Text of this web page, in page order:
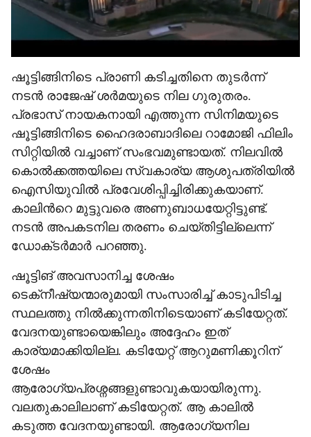
ഷൂട്ടിങ്ങിനിടെ പ്രാണി കടിച്ചതിനെ തുടർന്ന്
നടൻ രാജേഷ് ശർമയുടെ നില ഗുരുതരം.
പ്രഭാസ് നായകനായി എത്തുന്ന സിനിമയുടെ
ഷൂട്ടിങ്ങിനിടെ ഹൈദരാബാദിലെ റാമോജി ഫിലിം
സിറ്റിയിൽ വച്ചാണ് സംഭവമുണ്ടായത്. നിലവിൽ
കൊൽക്കത്തയിലെ സ്വകാര്യ ആശുപത്രിയിൽ
ഐസിയുവിൽ പ്രവേശിപ്പിച്ചിരിക്കുകയാണ്.
കാലിന്‍റെ മുട്ടുവരെ അണുബാധയേറ്റിട്ടുണ്ട്.
നടൻ അപകടനില തരണം ചെയ്തിട്ടില്ലെന്ന്
ഡോക്‌ടർമാർ പറഞ്ഞു.
‌ഷൂട്ടിങ് അവസാനിച്ച ശേഷം
ടെക്‌നീഷ്യന്മാരുമായി സംസാരിച്ച് കാടുപിടിച്ച
സ്ഥലത്തു നിൽക്കുന്നതിനിടെയാണ് കടിയേറ്റത്.
വേദനയുണ്ടായെങ്കിലും അദ്ദേഹം ഇത്
കാര്യമാക്കിയില്ല. കടിയേറ്റ് ആറുമണിക്കൂറിന്
ശേഷം
ആരോഗ്യപ്രശ്നങ്ങളുണ്ടാവുകയായിരുന്നു.
വലതുകാലിലാണ് കടിയേറ്റത്. ആ കാലിൽ
കടുത്ത വേദനയുണ്ടായി. ആരോഗ്യനില